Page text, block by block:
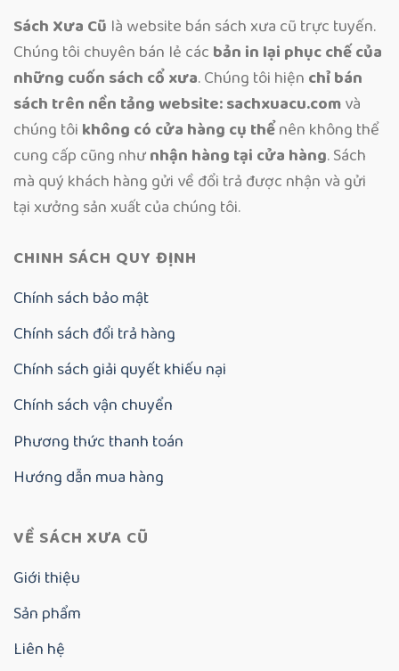
Sách Xưa Cũ là website bán sách xưa cũ trực tuyến.
Chúng tôi chuyên bán lẻ các bản in lại phục chế của
những cuốn sách cổ xưa. Chúng tôi hiện chỉ bán
sách trên nền tảng website: sachxuacu.comvà
chúng tôi không có cửa hàng cụ thểnên không thể
cung cấp cũng nhưnhận hàng tại cửa hàng. Sách
mà quý khách hàng gửi về đổi trả được nhận và gửi
tại xưởng sản xuất của chúng tôi.
CHINH SÁCH QUY ĐỊNH
Chính sách bảo mật
Chính sách đổi trả hàng
Chính sách giải quyết khiếu nại
Chính sách vận chuyển
Phương thức thanh toán
Hướng dẫn mua hàng
VỀ SÁCH XƯA CŨ
Giới thiệu
Sản phẩm
Liên hệ